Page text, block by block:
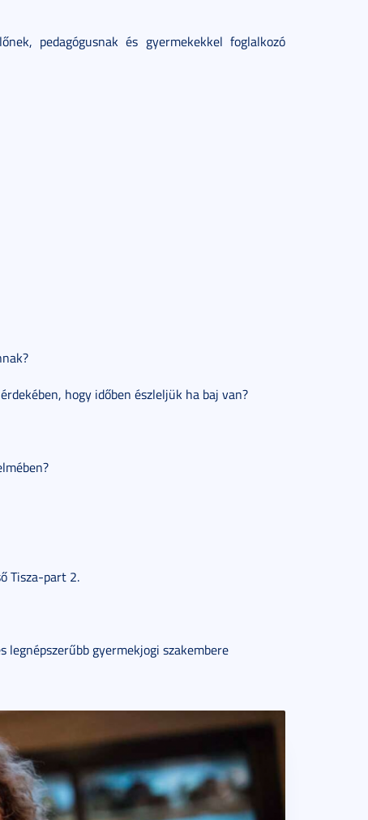
pedagógusnak és gyermekekkel foglalkozó
hogy időben észleljük ha baj van?
Tisza-part 2.
legnépszerűbb gyermekjogi szakembere